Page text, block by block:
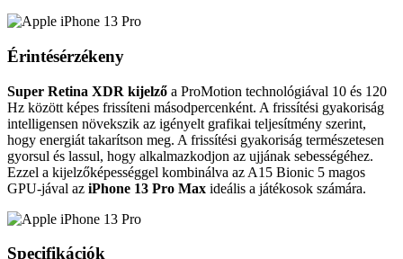
Érintésérzékeny
Super Retina XDR kijelző a ProMotion technológiával 10 és 120
Hz között képes frissíteni másodpercenként. A frissítési gyakoriság
intelligensen növekszik az igényelt grafikai teljesítmény szerint,
hogy energiát takarítson meg. A frissítési gyakoriság természetesen
gyorsul és lassul, hogy alkalmazkodjon az ujjának sebességéhez.
Ezzel a kijelzőképességgel kombinálva az A15 Bionic 5 magos
GPU-jával az iPhone 13 Pro Max ideális a játékosok számára.
Specifikációk